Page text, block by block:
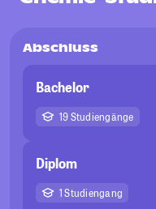
Abschluss
Bachelor
19 Studiengänge
Diplom
1 Studiengang